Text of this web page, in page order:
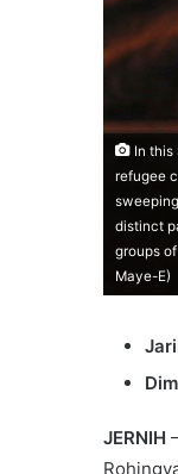
In this
refugee
distinct
groups
Maye-E)
JERNIH